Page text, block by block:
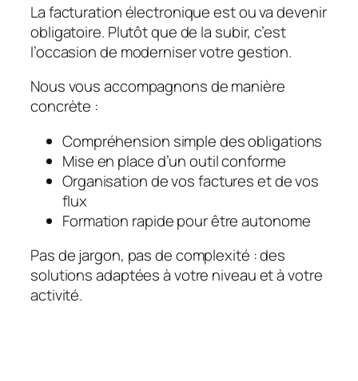
La facturation électronique est ou va devenir
obligatoire. Plutôt que de la subir, c’est
l’occasion de moderniser votre gestion.
Nous vous accompagnons de manière
concrète :
Compréhension simple des obligations
Mise en place d’un outil conforme
Organisation de vos factures et de vos
flux
Formation rapide pour être autonome
Pas de jargon, pas de complexité : des
solutions adaptées à votre niveau et à votre
activité.